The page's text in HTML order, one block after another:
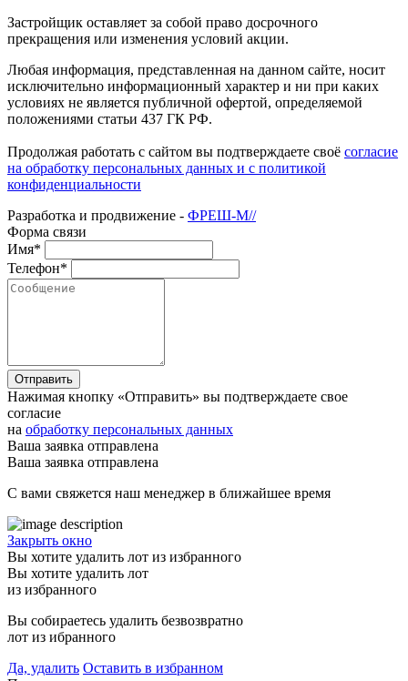
Застройщик оставляет за собой право досрочного
прекращения или изменения условий акции.
Любая информация, представленная на данном сайте, носит
исключительно информационный характер и ни при каких
условиях не является публичной офертой, определяемой
положениями статьи 437 ГК РФ.
Продолжая работать с сайтом вы подтверждаете своё согласие
на обработку персональных данных и с политикой
конфиденциальности
Разработка и продвижение - ФРЕШ-М//
Форма связи
Имя*
Телефон*
Отправить
Нажимая кнопку «Отправить» вы подтверждаете свое
согласие
на обработку персональных данных
Ваша заявка отправлена
Ваша заявка отправлена
С вами свяжется наш менеджер в ближайшее время
Закрыть окно
Вы хотите удалить лот из избранного
Вы хотите удалить лот
из избранного
Вы собираетесь удалить безвозвратно
лот из ибранного
Да, удалить Оставить в избранном